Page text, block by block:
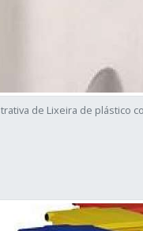
de Lixeira de plástico